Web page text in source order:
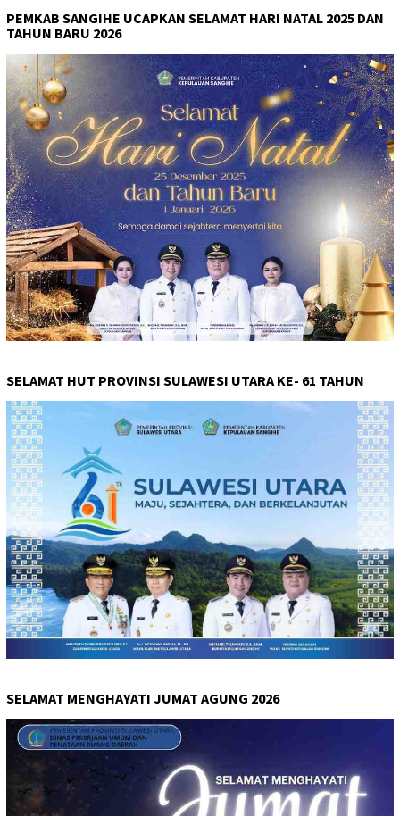
PEMKAB SANGIHE UCAPKAN SELAMAT HARI NATAL 2025 DAN
TAHUN BARU 2026
SELAMAT HUT PROVINSI SULAWESI UTARA KE- 61 TAHUN
SELAMAT MENGHAYATI JUMAT AGUNG 2026